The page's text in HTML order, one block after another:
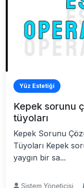
Yüz Estetiği
Kepek sorunu
tüyoları
Kepek Sorunu
Tüyoları Kepek
yaygın bir sa...
Sistem Yöneticisi